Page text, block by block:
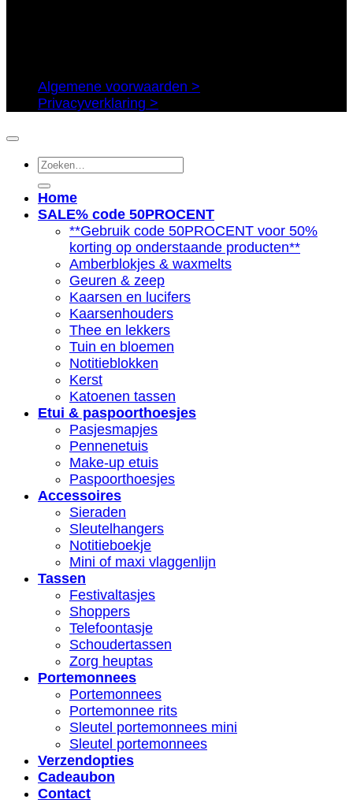
Algemene voorwaarden >
Privacyverklaring >
Zoeken
naar:
Home
SALE% code 50PROCENT
**Gebruik code 50PROCENT voor 50%
korting op onderstaande producten**
Amberblokjes & waxmelts
Geuren & zeep
Kaarsen en lucifers
Kaarsenhouders
Thee en lekkers
Tuin en bloemen
Notitieblokken
Kerst
Katoenen tassen
Etui & paspoorthoesjes
Pasjesmapjes
Pennenetuis
Make-up etuis
Paspoorthoesjes
Accessoires
Sieraden
Sleutelhangers
Notitieboekje
Mini of maxi vlaggenlijn
Tassen
Festivaltasjes
Shoppers
Telefoontasje
Schoudertassen
Zorg heuptas
Portemonnees
Portemonnees
Portemonnee rits
Sleutel portemonnees mini
Sleutel portemonnees
Verzendopties
Cadeaubon
Contact